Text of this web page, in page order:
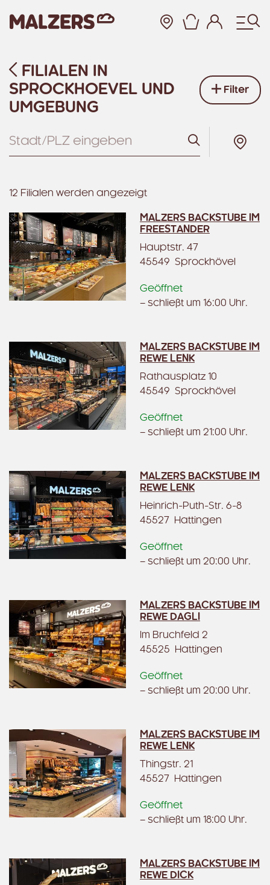
Zum Hauptinhalt
FILIALEN IN
SPROCKHOEVEL UND
UMGEBUNG
Filter
Suchen
12 Filialen werden angezeigt
MALZERS BACKSTUBE IM
FREESTANDER
Hauptstr. 47
45549 Sprockhövel
Geöffnet
– schließt um 16:00 Uhr.
MALZERS BACKSTUBE IM
REWE LENK
Rathausplatz 10
45549 Sprockhövel
Geöffnet
– schließt um 21:00 Uhr.
MALZERS BACKSTUBE IM
REWE LENK
Heinrich-Puth-Str. 6-8
45527 Hattingen
Geöffnet
– schließt um 20:00 Uhr.
MALZERS BACKSTUBE IM
REWE DAGLI
Im Bruchfeld 2
45525 Hattingen
Geöffnet
– schließt um 20:00 Uhr.
MALZERS BACKSTUBE IM
REWE LENK
Thingstr. 21
45527 Hattingen
Geöffnet
– schließt um 18:00 Uhr.
MALZERS BACKSTUBE IM
REWE DICK